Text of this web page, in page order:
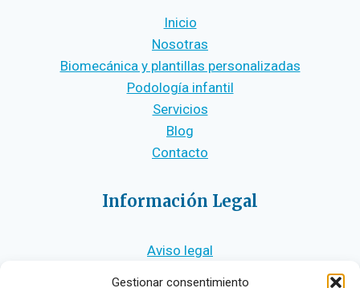
Gestionar consentimiento
Inicio
Nosotras
Biomecánica y plantillas personalizadas
Podología infantil
Servicios
Blog
Contacto
Información Legal
Aviso legal